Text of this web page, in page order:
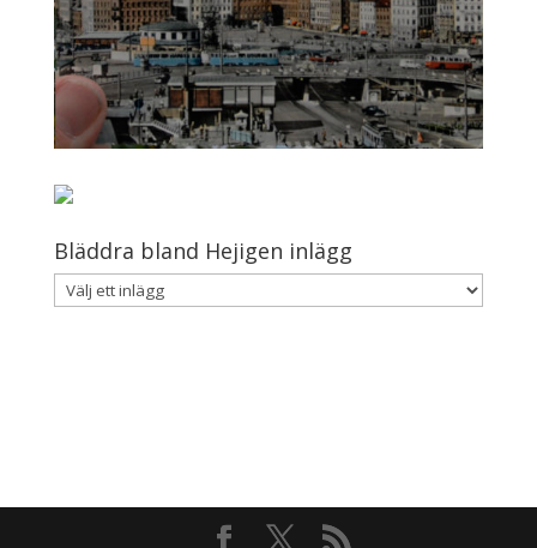
Bläddra bland Hejigen inlägg